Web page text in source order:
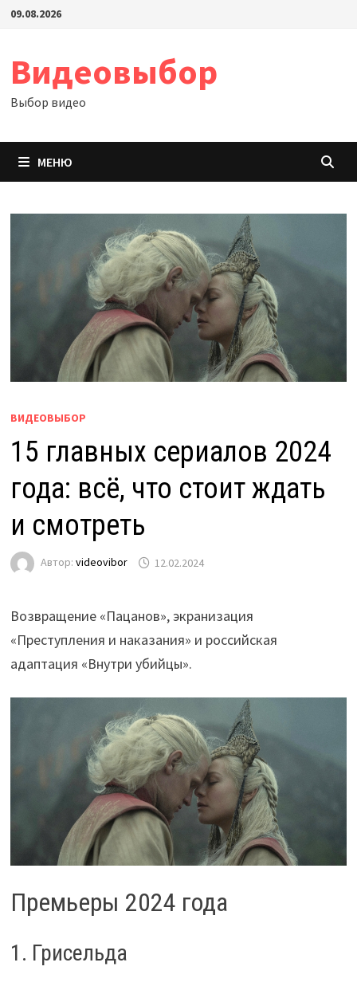
Перейти
09.08.2026
Видеовыбор
Выбор видео
МЕНЮ
ВИДЕОВЫБОР
15 главных сериалов 2024
года: всё, что стоит ждать
и смотреть
Автор: videovibor 12.02.2024
Возвращение «Пацанов», экранизация
«Преступления и наказания» и российская
адаптация «Внутри убийцы».
Премьеры 2024 года
1. Грисельда